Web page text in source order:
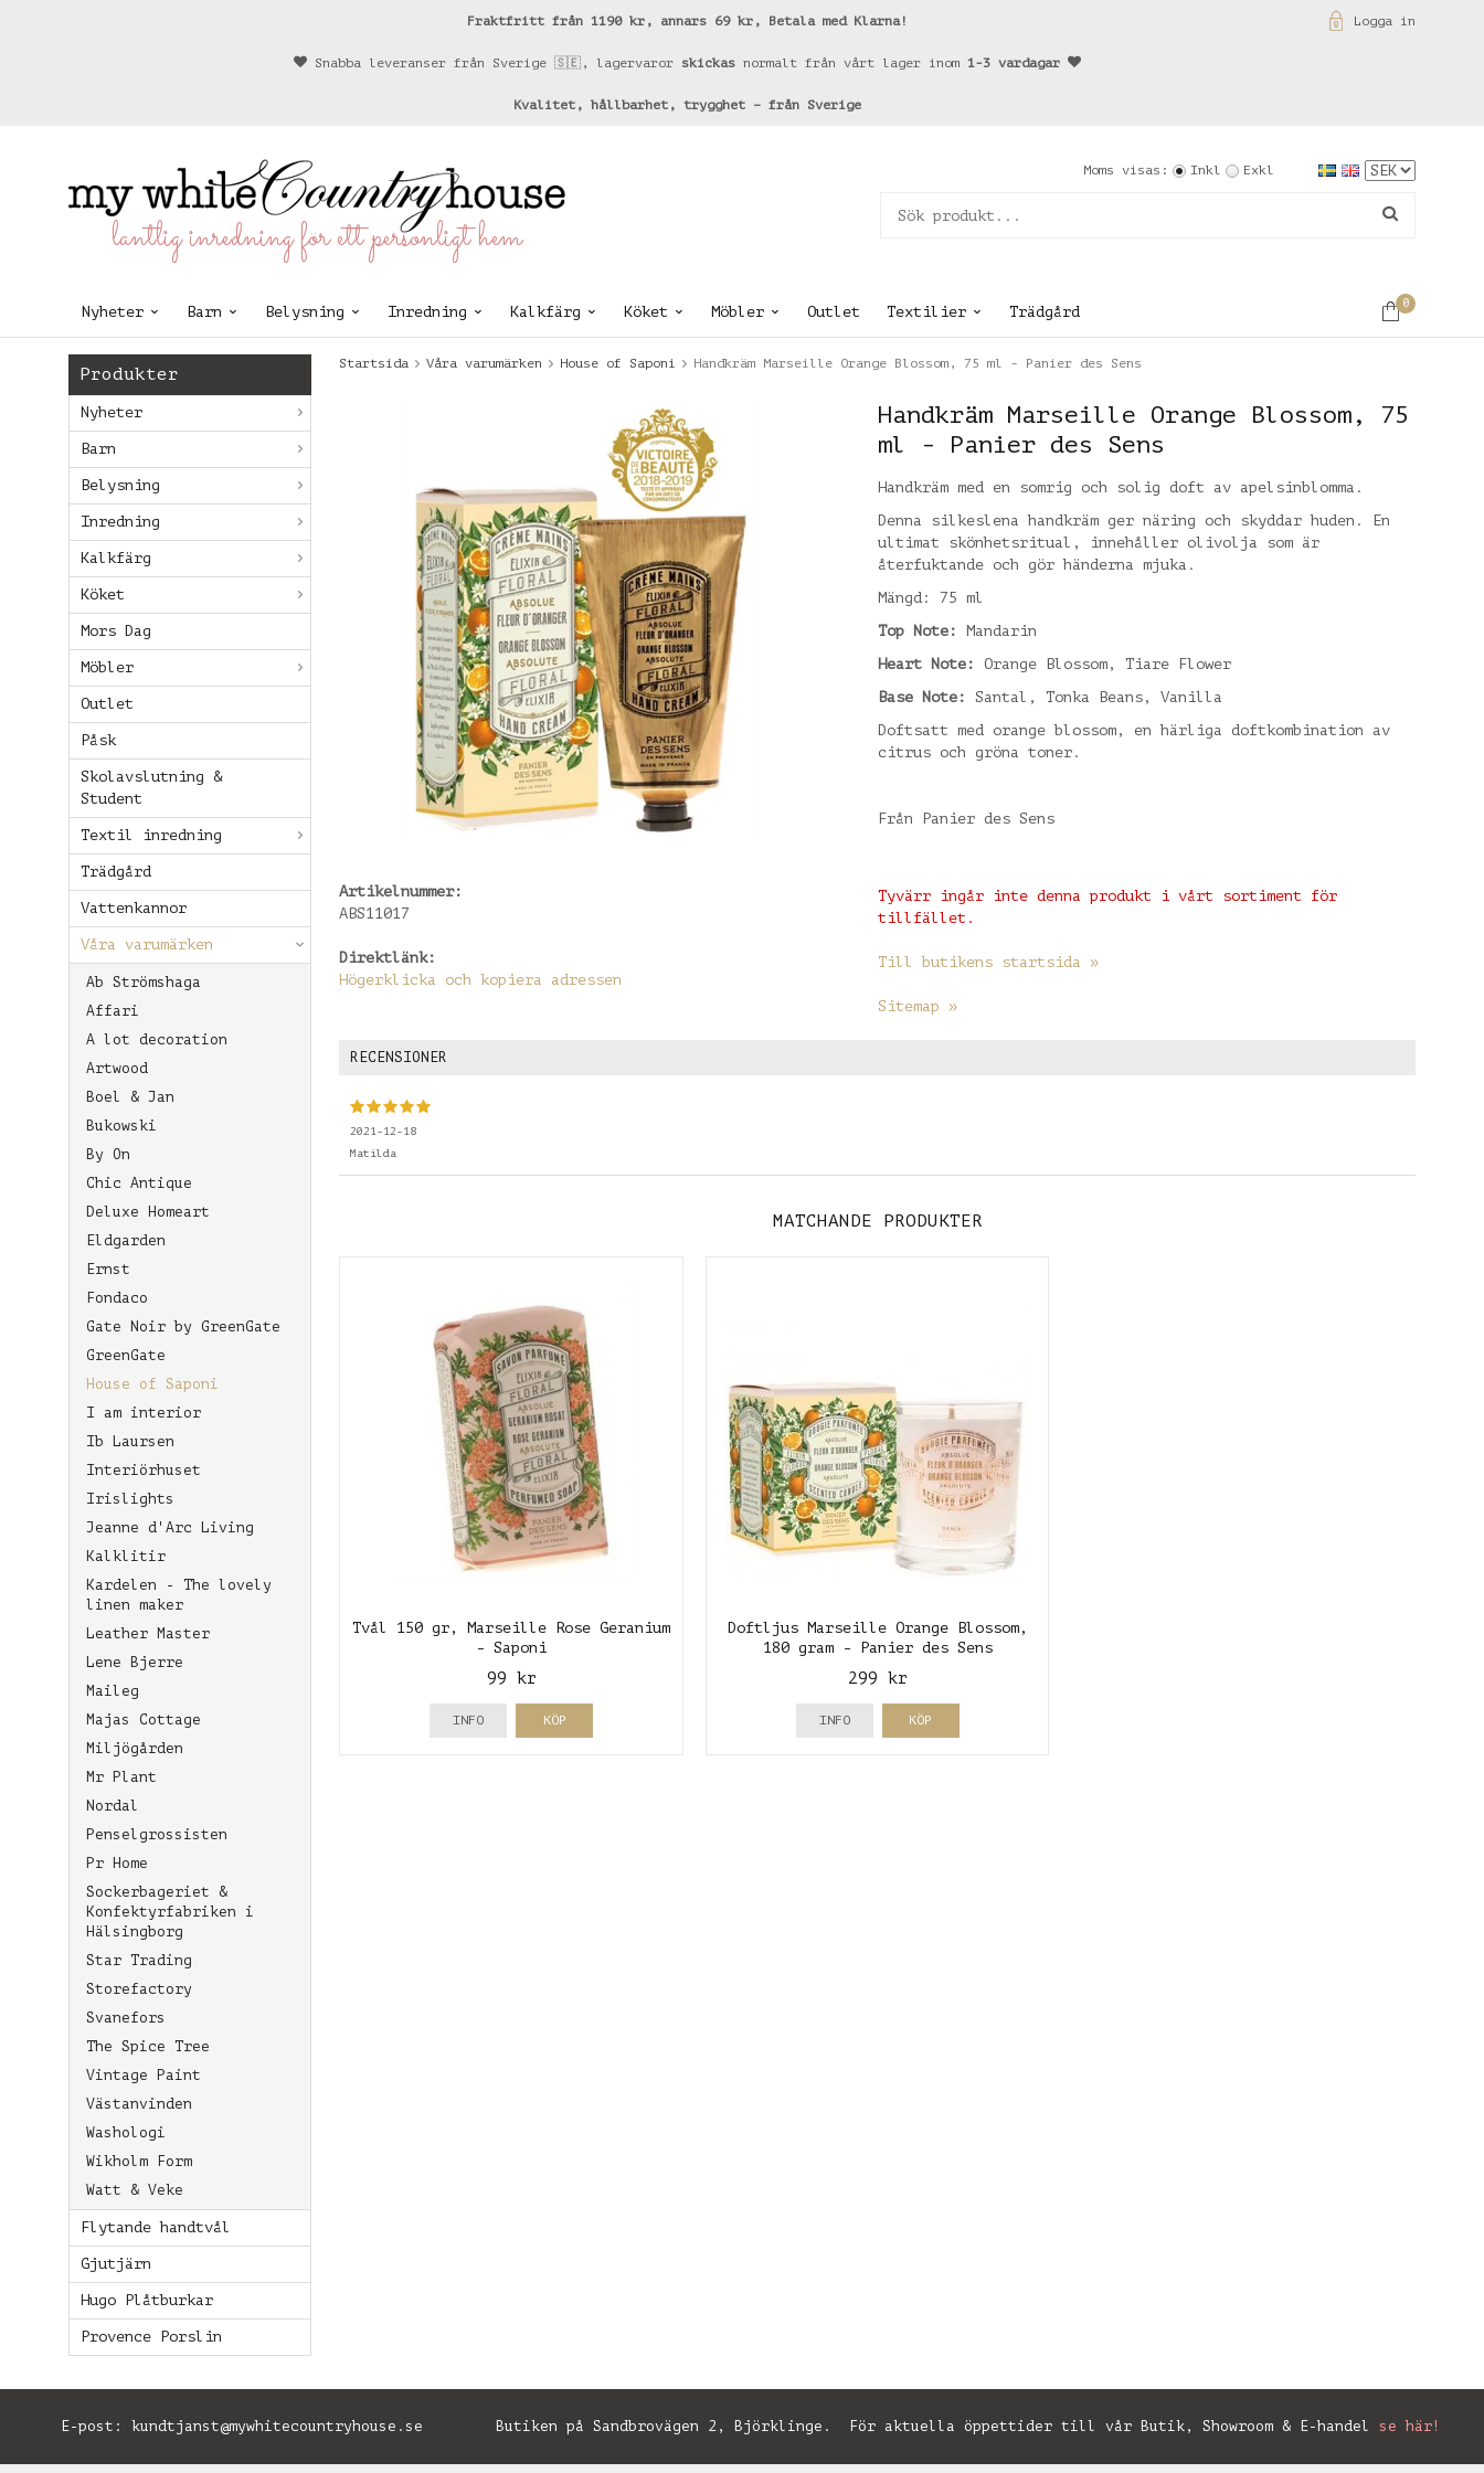
Logga in
Fraktfritt från 1190 kr, annars 69 kr, Betala med Klarna!
Snabba leveranser från Sverige 🇸🇪, lagervaror skickas normalt från vårt lager inom 1-3 vardagar
Kvalitet, hållbarhet, trygghet – från Sverige
lantlig inredning för ett personligt hem
Moms visas: Inkl Exkl
Nyheter Barn Belysning Inredning Kalkfärg Köket Möbler Outlet Textilier Trädgård
0
Produkter
Nyheter
Barn
Belysning
Inredning
Kalkfärg
Köket
Mors Dag
Möbler
Outlet
Påsk
Skolavslutning &
Student
Textil inredning
Trädgård
Vattenkannor
Våra varumärken
Ab Strömshaga
Affari
A lot decoration
Artwood
Boel & Jan
Bukowski
By On
Chic Antique
Deluxe Homeart
Eldgarden
Ernst
Fondaco
Gate Noir by GreenGate
GreenGate
House of Saponi
I am interior
Ib Laursen
Interiörhuset
Irislights
Jeanne d'Arc Living
Kalklitir
Kardelen - The lovely
linen maker
Leather Master
Lene Bjerre
Maileg
Majas Cottage
Miljögården
Mr Plant
Nordal
Penselgrossisten
Pr Home
Sockerbageriet &
Konfektyrfabriken i
Hälsingborg
Star Trading
Storefactory
Svanefors
The Spice Tree
Vintage Paint
Västanvinden
Washologi
Wikholm Form
Watt & Veke
Flytande handtvål
Gjutjärn
Hugo Plåtburkar
Provence Porslin
Startsida Våra varumärken House of Saponi Handkräm Marseille Orange Blossom, 75 ml - Panier des Sens
Handkräm Marseille Orange Blossom, 75
ml - Panier des Sens
Handkräm med en somrig och solig doft av apelsinblomma.
Denna silkeslena handkräm ger näring och skyddar huden. En
ultimat skönhetsritual, innehåller olivolja som är
återfuktande och gör händerna mjuka.
Mängd: 75 ml
Top Note: Mandarin
Heart Note: Orange Blossom, Tiare Flower
Base Note: Santal, Tonka Beans, Vanilla
Doftsatt med orange blossom, en härliga doftkombination av
citrus och gröna toner.
Från Panier des Sens
Tyvärr ingår inte denna produkt i vårt sortiment för
tillfället.
Till butikens startsida »
Sitemap »
Artikelnummer:
ABS11017
Direktlänk:
Högerklicka och kopiera adressen
RECENSIONER
2021-12-18
Matilda
MATCHANDE PRODUKTER
Tvål 150 gr, Marseille Rose Geranium
- Saponi
99 kr
INFO KÖP
Doftljus Marseille Orange Blossom,
180 gram - Panier des Sens
299 kr
INFO KÖP
E-post: kundtjanst@mywhitecountryhouse.se Butiken på Sandbrovägen 2, Björklinge. För aktuella öppettider till vår Butik, Showroom & E-handel se här!